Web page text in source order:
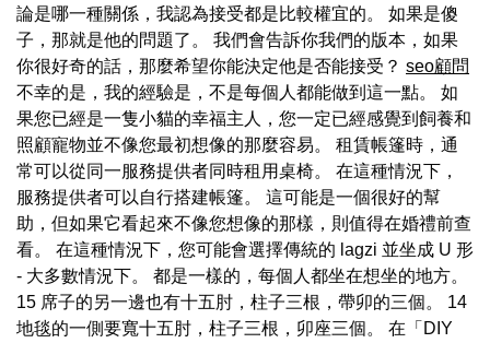
論是哪一種關係，我認為接受都是比較權宜的。 如果是傻
子，那就是他的問題了。 我們會告訴你我們的版本，如果
你很好奇的話，那麼希望你能決定他是否能接受？ seo顧問
不幸的是，我的經驗是，不是每個人都能做到這一點。 如
果您已經是一隻小貓的幸福主人，您一定已經感覺到飼養和
照顧寵物並不像您最初想像的那麼容易。 租賃帳篷時，通
常可以從同一服務提供者同時租用桌椅。 在這種情況下，
服務提供者可以自行搭建帳篷。 這可能是一個很好的幫
助，但如果它看起來不像您想像的那樣，則值得在婚禮前查
看。 在這種情況下，您可能會選擇傳統的 lagzi 並坐成 U 形
- 大多數情況下。 都是一樣的，每個人都坐在想坐的地方。
15 席子的另一邊也有十五肘，柱子三根，帶卯的三個。 14
地毯的一側要寬十五肘，柱子三根，卯座三個。 在「DIY